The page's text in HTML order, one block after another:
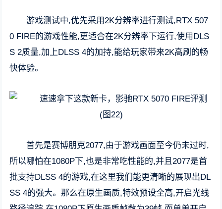
游戏测试中,优先采用2K分辨率进行测试,RTX 507
0 FIRE的游戏性能,更适合在2K分辨率下运行,使用DLS
S 2质量,加上DLSS 4的加持,能给玩家带来2K高刷的畅
快体验。
首先是赛博朋克2077,由于游戏画面至今仍未过时,
所以哪怕在1080P下,也是非常吃性能的,并且2077是首
批支持DLSS 4的游戏,在这里我们能更清晰的展现出DL
SS 4的强大。那么在原生画质,特效预设全高,开启光线